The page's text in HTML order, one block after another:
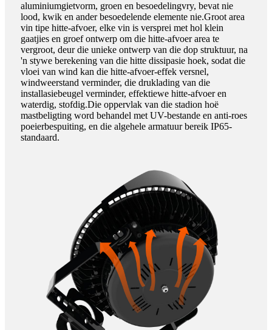
aluminiumgietvorm, groen en besoedelingvry, bevat nie
lood, kwik en ander besoedelende elemente nie.Groot area
vin tipe hitte-afvoer, elke vin is versprei met hol klein
gaatjies en groef ontwerp om die hitte-afvoer area te
vergroot, deur die unieke ontwerp van die dop struktuur, na
'n stywe berekening van die hitte dissipasie hoek, sodat die
vloei van wind kan die hitte-afvoer-effek versnel,
windweerstand verminder, die druklading van die
installasiebeugel verminder, effektiewe hitte-afvoer en
waterdig, stofdig.Die oppervlak van die stadion hoë
mastbeligting word behandel met UV-bestande en anti-roes
poeierbespuiting, en die algehele armatuur bereik IP65-
standaard.